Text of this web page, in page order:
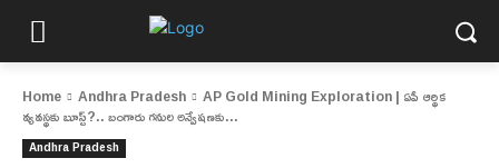
Home Andhra Pradesh AP Gold Mining Exploration | ఏపీ ఆర్థిక
వ్యవస్థకు బూస్ట్?.. బంగారు గనుల అన్వేషణకు...
Andhra Pradesh